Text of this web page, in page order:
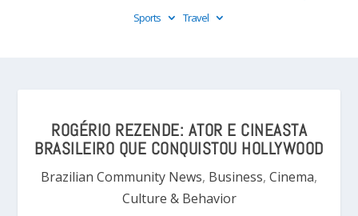
Sports
Travel
ROGÉRIO REZENDE: ATOR E CINEASTA
BRASILEIRO QUE CONQUISTOU HOLLYWOOD
Brazilian Community News, Business, Cinema,
Culture & Behavior